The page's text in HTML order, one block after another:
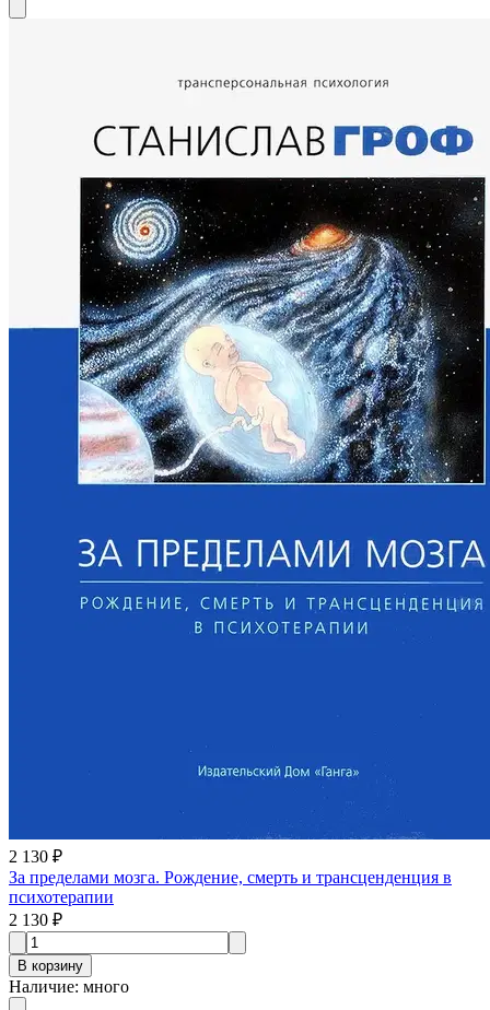
2 130 ₽
За пределами мозга. Рождение, смерть и трансценденция в
психотерапии
2 130 ₽
В корзину
Наличие: много